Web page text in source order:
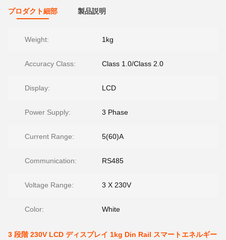
プロダクト細部 製品説明
Weight: 1kg
Accuracy Class: Class 1.0/Class 2.0
Display: LCD
Power Supply: 3 Phase
Current Range: 5(60)A
Communication: RS485
Voltage Range: 3 X 230V
Color: White
3 段階 230V LCD ディスプレイ 1kg Din Rail スマートエネルギー